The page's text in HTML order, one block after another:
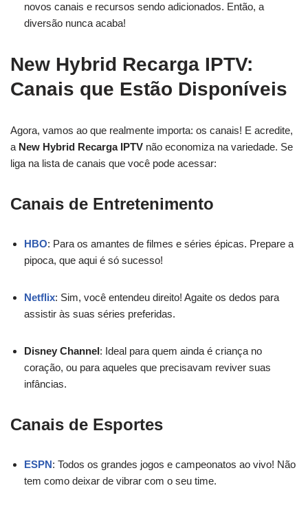
novos canais e recursos sendo adicionados. Então, a
diversão nunca acaba!
New Hybrid Recarga IPTV:
Canais que Estão Disponíveis
Agora, vamos ao que realmente importa: os canais! E acredite,
a New Hybrid Recarga IPTV não economiza na variedade. Se
liga na lista de canais que você pode acessar:
Canais de Entretenimento
HBO: Para os amantes de filmes e séries épicas. Prepare a
pipoca, que aqui é só sucesso!
Netflix: Sim, você entendeu direito! Agaite os dedos para
assistir às suas séries preferidas.
Disney Channel: Ideal para quem ainda é criança no
coração, ou para aqueles que precisavam reviver suas
infâncias.
Canais de Esportes
ESPN: Todos os grandes jogos e campeonatos ao vivo! Não
tem como deixar de vibrar com o seu time.